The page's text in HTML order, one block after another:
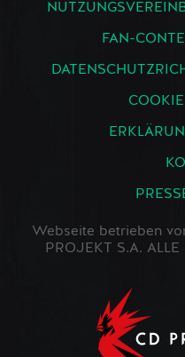
FAN-
Webseite betrieben
PROJEKT S.A. ALLE